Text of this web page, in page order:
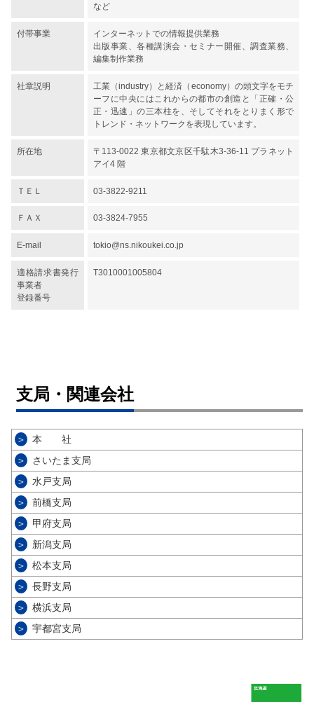
など
付帯事業
インターネットでの情報提供業務
出版事業、各種講演会・セミナー開催、調査業務、
編集制作業務
社章説明
工業（industry）と経済（economy）の頭文字をモチ
ーフに中央にはこれからの都市の創造と「正確・公
正・迅速」の三本柱を、そしてそれをとりまく形で
トレンド・ネットワークを表現しています。
所在地
〒113-0022 東京都文京区千駄木3-36-11 プラネット
アイ4 階
ＴＥＬ 03-3822-9211
ＦＡＸ 03-3824-7955
E-mail tokio@ns.nikoukei.co.jp
適格請求書発行
事業者
登録番号
T3010001005804
支局・関連会社
＞
本 社
＞
さいたま支局
＞
水戸支局
＞
前橋支局
＞
甲府支局
＞
新潟支局
＞
松本支局
＞
長野支局
＞
横浜支局
＞
宇都宮支局